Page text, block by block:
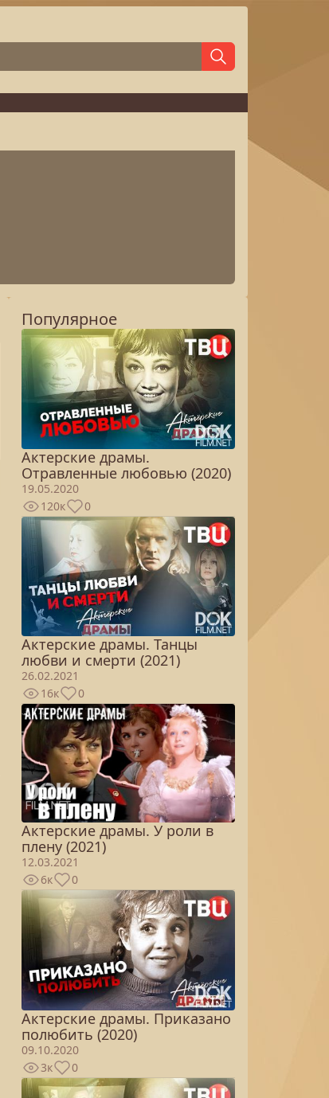
Популярное
Актерские драмы.
Отравленные любовью (2020)
19.05.2020
120к
0
Актерские драмы. Танцы
любви и смерти (2021)
26.02.2021
16к
0
Актерские драмы. У роли в
плену (2021)
12.03.2021
6к
0
Актерские драмы. Приказано
полюбить (2020)
09.10.2020
3к
0